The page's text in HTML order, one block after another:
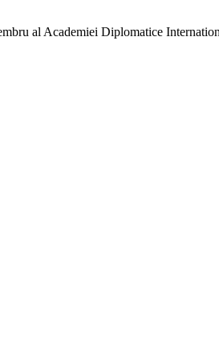
al Academiei Diplomatice